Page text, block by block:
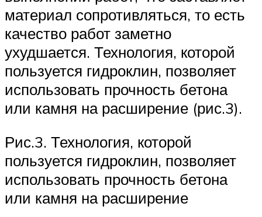
материал сопротивляться, то есть
качество работ заметно
ухудшается. Технология, которой
пользуется гидроклин, позволяет
использовать прочность бетона
или камня на расширение (рис.3).
Рис.3. Технология, которой
пользуется гидроклин, позволяет
использовать прочность бетона
или камня на расширение